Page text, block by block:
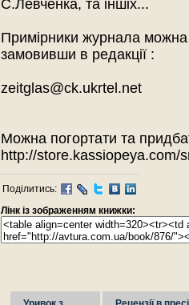
С.Левченка, та іншіх...
Примірники журнала
замовивши в редакції :
zeitglas@ck.ukrtel.net
Можна погортати та
http://store.kassiopeya.com/
Поділитись:
Лінк із зображенням книжки: